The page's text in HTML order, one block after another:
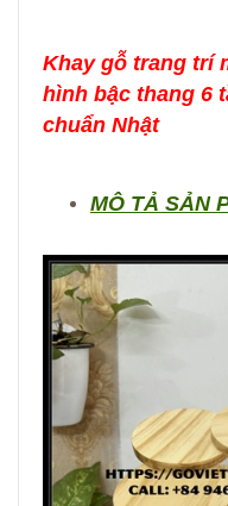
Khay gỗ trang trí
hình bậc thang 6
chuẩn Nhật
MÔ TẢ SẢN